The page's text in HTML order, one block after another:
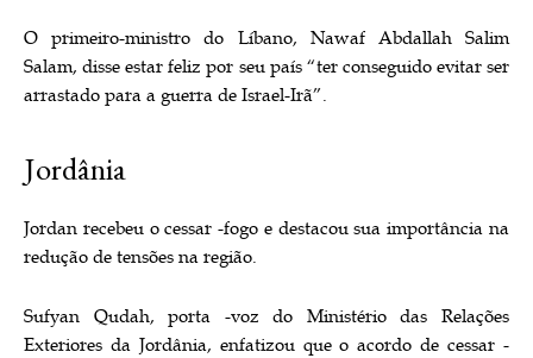
O primeiro-ministro do Líbano, Nawaf Abdallah Salim
Salam, disse estar feliz por seu país “ter conseguido evitar ser
arrastado para a guerra de Israel-Irã”.
Jordânia
Jordan recebeu o cessar -fogo e destacou sua importância na
redução de tensões na região.
Sufyan Qudah, porta -voz do Ministério das Relações
Exteriores da Jordânia, enfatizou que o acordo de cessar -